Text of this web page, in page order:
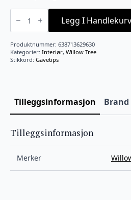
Cozy
antall Legg I Handlekurv
Produktnummer: 638713629630
Kategorier: Interiør, Willow Tree
Stikkord: Gavetips
Tilleggsinformasjon Brand
Tilleggsinformasjon
Merker